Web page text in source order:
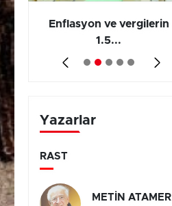
Enflasyon ve vergilerin
1.5...
Yazarlar
RAST
METİN ATAMER